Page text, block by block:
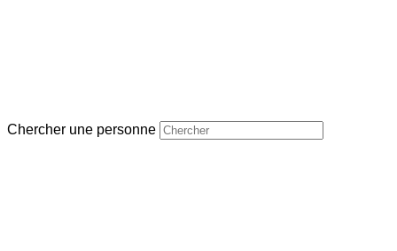
Chercher une personne